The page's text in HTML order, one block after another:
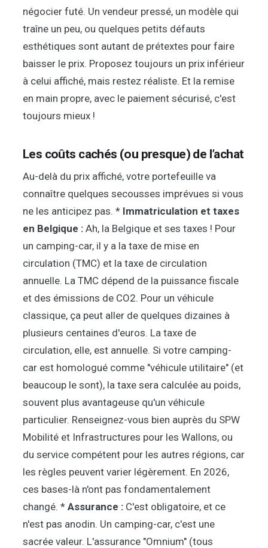
négocier futé. Un vendeur pressé, un modèle qui
traîne un peu, ou quelques petits défauts
esthétiques sont autant de prétextes pour faire
baisser le prix. Proposez toujours un prix inférieur
à celui affiché, mais restez réaliste. Et la remise
en main propre, avec le paiement sécurisé, c'est
toujours mieux !
Les coûts cachés (ou presque) de l’achat
Au-delà du prix affiché, votre portefeuille va
connaître quelques secousses imprévues si vous
ne les anticipez pas. * Immatriculation et taxes
en Belgique : Ah, la Belgique et ses taxes ! Pour
un camping-car, il y a la taxe de mise en
circulation (TMC) et la taxe de circulation
annuelle. La TMC dépend de la puissance fiscale
et des émissions de CO2. Pour un véhicule
classique, ça peut aller de quelques dizaines à
plusieurs centaines d'euros. La taxe de
circulation, elle, est annuelle. Si votre camping-
car est homologué comme "véhicule utilitaire" (et
beaucoup le sont), la taxe sera calculée au poids,
souvent plus avantageuse qu'un véhicule
particulier. Renseignez-vous bien auprès du SPW
Mobilité et Infrastructures pour les Wallons, ou
du service compétent pour les autres régions, car
les règles peuvent varier légèrement. En 2026,
ces bases-là n'ont pas fondamentalement
changé. * Assurance : C'est obligatoire, et ce
n'est pas anodin. Un camping-car, c'est une
sacrée valeur. L'assurance "Omnium" (tous